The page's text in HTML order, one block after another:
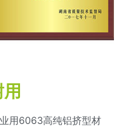
用6063高纯铝挤型材